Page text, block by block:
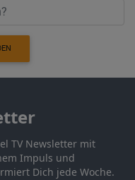
TV Newsletter mit
Impuls und
Dich jede Woche.